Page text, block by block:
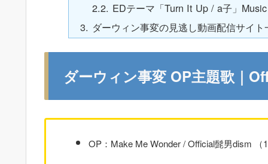
EDテーマ「Turn It Up / a子」
ダーウィン事変の見逃し動画配信サイト
ダーウィン事変 OP主題歌｜
OP：Make Me Wonder / Official髭男dism （